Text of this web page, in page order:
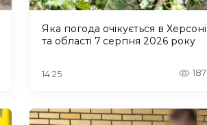
Яка погода очікується в Херсоні
та області 7 серпня 2026 року
14:25 187